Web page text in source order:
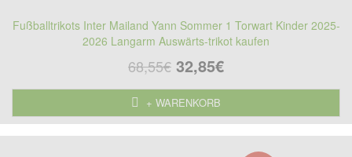
Fußballtrikots Inter Mailand Yann Sommer 1 Torwart Kinder 2025-
2026 Langarm Auswärts-trikot kaufen
68,55€ 32,85€
+ WARENKORB